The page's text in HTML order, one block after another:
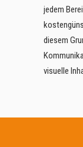
jedem
diesem
visuelle